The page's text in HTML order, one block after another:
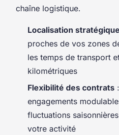
chaîne logistique.
Localisation stratégique
proches de vos zones
les temps de transport
kilométriques
Flexibilité des contrats
engagements
fluctuations
votre activité